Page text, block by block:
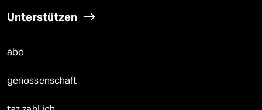
Unterstützen
abo
genossenschaft